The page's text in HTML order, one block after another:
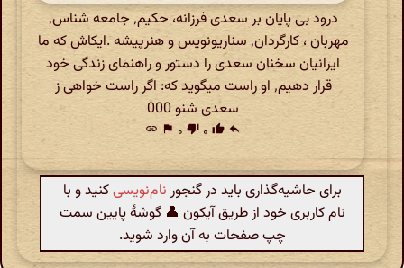
درود بی پایان بر سعدی فرزانه، حکیم٬ جامعه شناس٬
مهربان ، کارگردان٬ سناریونویس و هنرپیشه .ایکاش که ما
ایرانیان سخنان سعدی را دستور و راهنمای زندگی خود
قرار دهیم٬ او راست میگوید که: اگر راست خواهی ز
سعدی شنو 000
reply
thumb_up ۰ thumb_down ۰ flag
link
برای حاشیه‌گذاری باید در گنجور نام‌نویسیکنید و با
نام کاربری خود از طریق آیکون 👤 گوشهٔ پایین سمت
چپ صفحات به آن وارد شوید.